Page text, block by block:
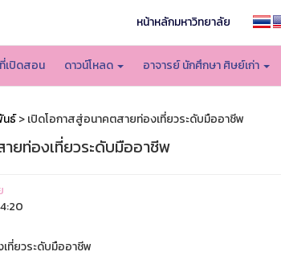
หน้าหลักมหาวิทยาลัย
เปิดสอน ดาวน์โหลด อาจารย์ นักศึกษา ศิษย์เก่า
นธ์> เปิดโอกาสสู่อนาคตสายท่องเที่ยวระดับมืออาชีพ
ยท่องเที่ยวระดับมืออาชีพ
ที่ยวระดับมืออาชีพ